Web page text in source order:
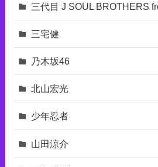
三代目 J SOUL BROTHERS
三宅健
乃木坂46
北山宏光
少年忍者
山田涼介